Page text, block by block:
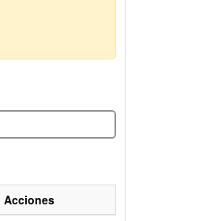
Acciones